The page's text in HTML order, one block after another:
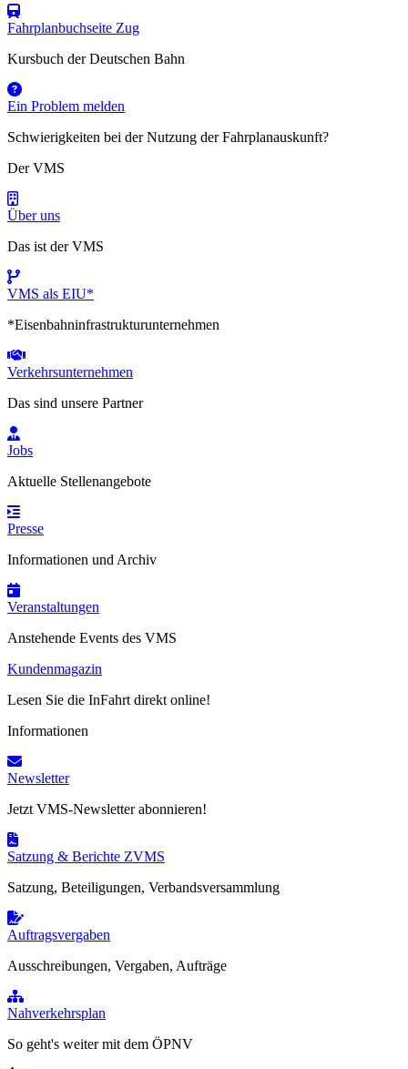
Fahrplanbuchseite Zug
Kursbuch der Deutschen Bahn
Ein Problem melden
Schwierigkeiten bei der Nutzung der Fahrplanauskunft?
Der VMS
Über uns
Das ist der VMS
VMS als EIU*
*Eisenbahninfrastrukturunternehmen
Verkehrsunternehmen
Das sind unsere Partner
Jobs
Aktuelle Stellenangebote
Presse
Informationen und Archiv
Veranstaltungen
Anstehende Events des VMS
Kundenmagazin
Lesen Sie die InFahrt direkt online!
Informationen
Newsletter
Jetzt VMS-Newsletter abonnieren!
Satzung & Berichte ZVMS
Satzung, Beteiligungen, Verbandsversammlung
Auftragsvergaben
Ausschreibungen, Vergaben, Aufträge
Nahverkehrsplan
So geht's weiter mit dem ÖPNV